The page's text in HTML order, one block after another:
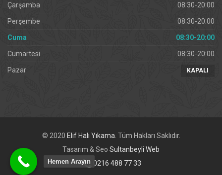
Çarşamba 08:30-20:00
Perşembe 08:30-20:00
Cuma 08:30-20:00
Cumartesi 08:30-20:00
Pazar KAPALI
© 2020 Elif Halı Yıkama . Tüm Hakları Saklıdır.
Tasarım & Seo Sultanbeyli Web
0216 488 77 33
Hemen Arayın